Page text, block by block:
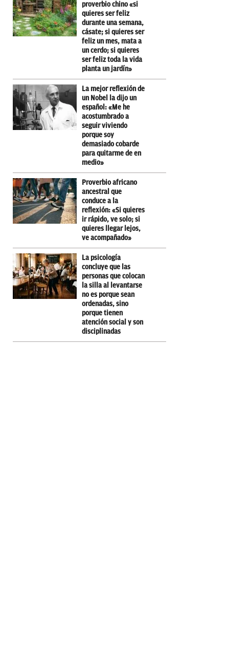
proverbio chino «si
quieres ser feliz
durante una semana,
cásate; si quieres ser
feliz un mes, mata a
un cerdo; si quieres
ser feliz toda la vida
planta un jardín»
La mejor reflexión de
un Nobel la dijo un
español: «Me he
acostumbrado a
seguir viviendo
porque soy
demasiado cobarde
para quitarme de en
medio»
Proverbio africano
ancestral que
conduce a la
reflexión: «Si quieres
ir rápido, ve solo; si
quieres llegar lejos,
ve acompañado»
La psicología
concluye que las
personas que colocan
la silla al levantarse
no es porque sean
ordenadas, sino
porque tienen
atención social y son
disciplinadas